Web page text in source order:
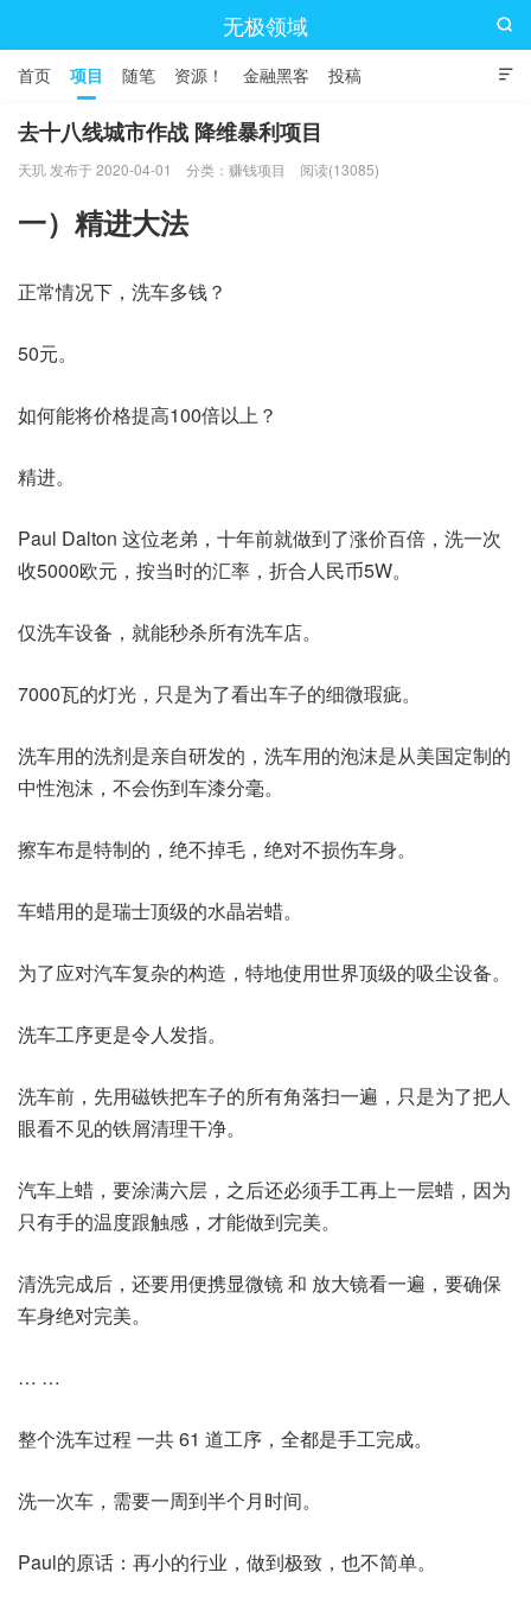
无极领域

首页 项目 随笔 资源！ 金融黑客 投稿

去十八线城市作战 降维暴利项目
天玑 发布于 2020-04-01 分类： 赚钱项目 阅读(13085)
一）精进大法
正常情况下，洗车多钱？
50元。
如何能将价格提高100倍以上？
精进。
Paul Dalton 这位老弟，十年前就做到了涨价百倍，洗一次
收5000欧元，按当时的汇率，折合人民币5W。
仅洗车设备，就能秒杀所有洗车店。
7000瓦的灯光，只是为了看出车子的细微瑕疵。
洗车用的洗剂是亲自研发的，洗车用的泡沫是从美国定制的
中性泡沫，不会伤到车漆分毫。
擦车布是特制的，绝不掉毛，绝对不损伤车身。
车蜡用的是瑞士顶级的水晶岩蜡。
为了应对汽车复杂的构造，特地使用世界顶级的吸尘设备。
洗车工序更是令人发指。
洗车前，先用磁铁把车子的所有角落扫一遍，只是为了把人
眼看不见的铁屑清理干净。
汽车上蜡，要涂满六层，之后还必须手工再上一层蜡，因为
只有手的温度跟触感，才能做到完美。
清洗完成后，还要用便携显微镜 和 放大镜看一遍，要确保
车身绝对完美。
… …
整个洗车过程 一共 61 道工序，全都是手工完成。
洗一次车，需要一周到半个月时间。
Paul的原话：再小的行业，做到极致，也不简单。